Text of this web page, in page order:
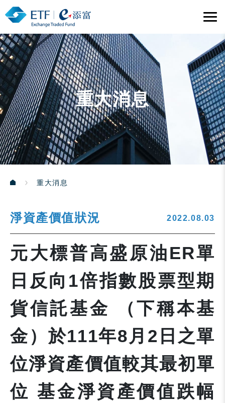
重大消息
重大消息
淨資產價值狀況 2022.08.03
元大標普高盛原油ER單
日反向1倍指數股票型期
貨信託基金 （下稱本基
金）於111年8月2日之單
位淨資產價值較其最初單
位 基金淨資產價值跌幅